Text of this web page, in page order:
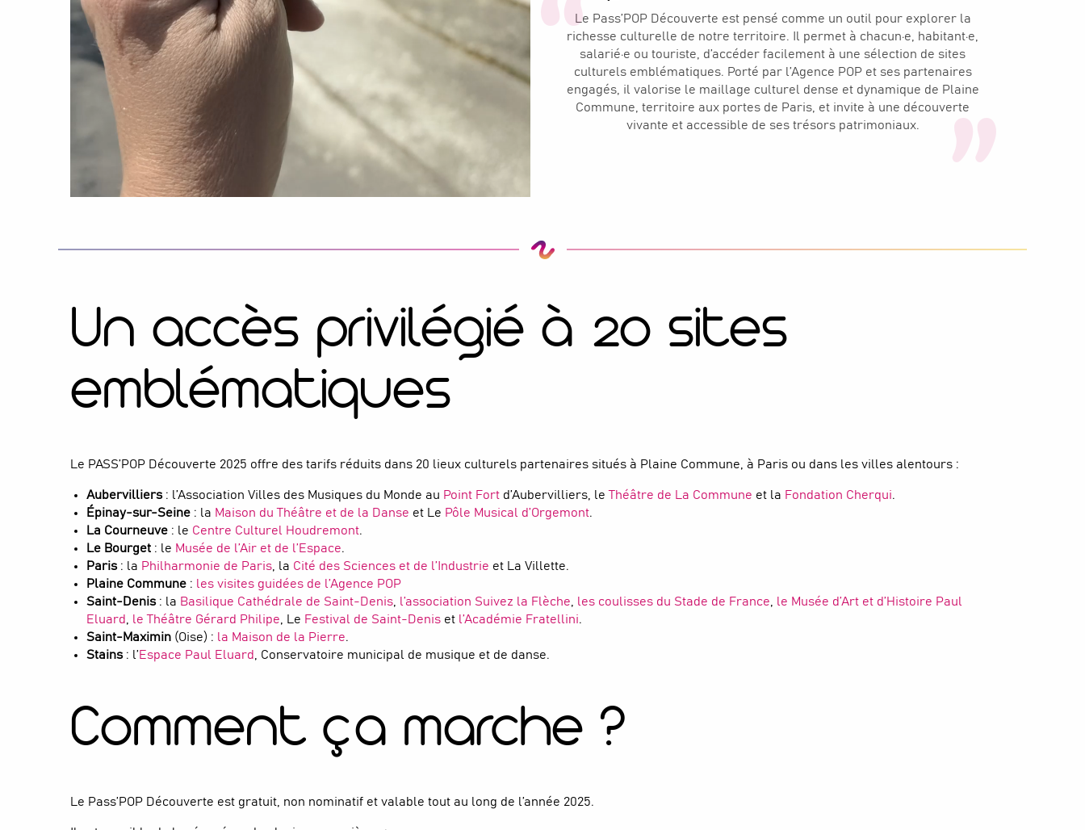
Le Pass’POP Découverte est pensé comme un outil pour explorer la
richesse culturelle de notre territoire. Il permet à chacun·e, habitant·e,
salarié·e ou touriste, d’accéder facilement à une sélection de sites
culturels emblématiques. Porté par l’Agence POP et ses partenaires
engagés, il valorise le maillage culturel dense et dynamique de Plaine
Commune, territoire aux portes de Paris, et invite à une découverte
vivante et accessible de ses trésors patrimoniaux.
Un accès privilégié à 20 sites
emblématiques
Le PASS’POP Découverte 2025 offre des tarifs réduits dans 20 lieux culturels partenaires situés à Plaine Commune, à Paris ou dans les villes alentours :
Aubervilliers: l’Association Villes des Musiques du Monde au Point Fort d’Aubervilliers, leThéâtre de La Commune et la Fondation Cherqui.
Épinay-sur-Seine : la Maison du Théâtre et de la Danse et Le Pôle Musical d’Orgemont.
La Courneuve : le Centre Culturel Houdremont.
Le Bourget : le Musée de l’Air et de l’Espace.
Paris: la Philharmonie de Paris, la Cité des Sciences et de l’Industrie et La Villette.
Plaine Commune : les visites guidées de l’Agence POP
Saint-Denis: la Basilique Cathédrale de Saint-Denis, l’association Suivez la Flèche, les coulisses du Stade de France, le Musée d’Art et d’Histoire Paul
Eluard, le Théâtre Gérard Philipe, Le Festival de Saint-Denis et l’Académie Fratellini.
Saint-Maximin (Oise) : la Maison de la Pierre.
Stains: l’Espace Paul Eluard, Conservatoire municipal de musique et de danse.
Comment ça marche ?
Le Pass’POP Découverte est gratuit, non nominatif et valable tout au long de l’année 2025.